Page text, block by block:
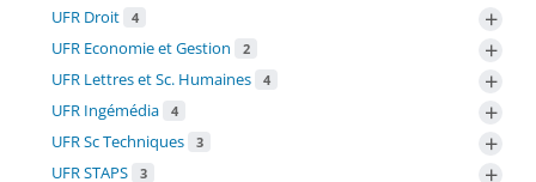
UFR Droit 4 +
UFR Economie et Gestion 2 +
UFR Lettres et Sc. Humaines 4 +
UFR Ingémédia 4 +
UFR Sc Techniques 3 +
UFR STAPS 3 +